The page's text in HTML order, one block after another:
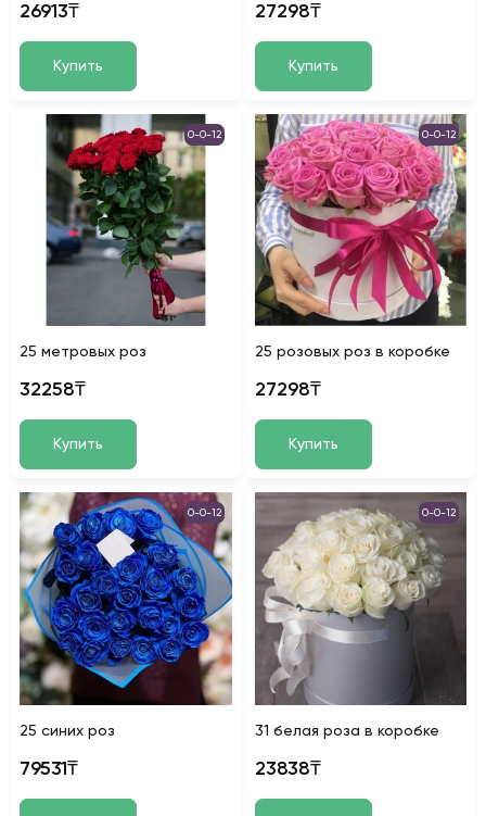
26913₸
Купить
27298₸
Купить
0-0-12
25 метровых роз
32258₸
Купить
0-0-12
25 розовых роз в коробке
27298₸
Купить
0-0-12
25 синих роз
79531₸
0-0-12
31 белая роза в коробке
23838₸